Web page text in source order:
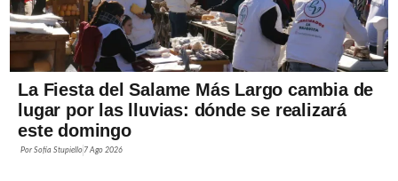
La Fiesta del Salame Más Largo cambia de
lugar por las lluvias: dónde se realizará
este domingo
PorSofía Stupiello 7 Ago 2026